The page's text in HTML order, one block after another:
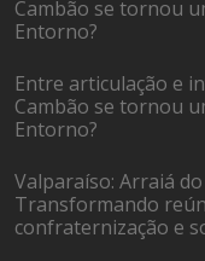
Cambão se tornou
Entorno?
Entre articulação e
Cambão se tornou
Entorno?
Valparaíso: Arraiá
Transformando
confraternização e